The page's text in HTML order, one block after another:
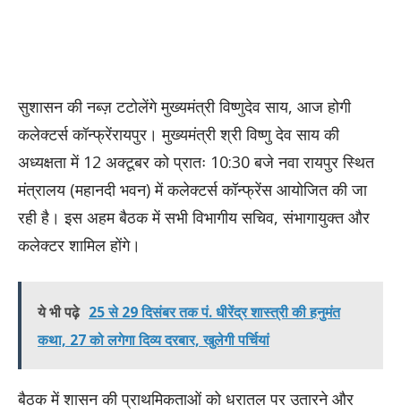
सुशासन की नब्ज़ टटोलेंगे मुख्यमंत्री विष्णुदेव साय, आज होगी
कलेक्टर्स कॉन्फ्रेंरायपुर। मुख्यमंत्री श्री विष्णु देव साय की
अध्यक्षता में 12 अक्टूबर को प्रातः 10:30 बजे नवा रायपुर स्थित
मंत्रालय (महानदी भवन) में कलेक्टर्स कॉन्फ्रेंस आयोजित की जा
रही है। इस अहम बैठक में सभी विभागीय सचिव, संभागायुक्त और
कलेक्टर शामिल होंगे।
ये भी पढ़े 25 से 29 दिसंबर तक पं. धीरेंद्र शास्त्री की हनुमंत
कथा, 27 को लगेगा दिव्य दरबार, खुलेगी पर्चियां
बैठक में शासन की प्राथमिकताओं को धरातल पर उतारने और